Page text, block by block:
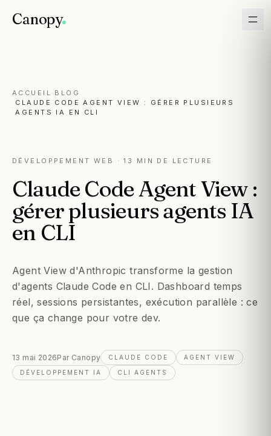
Canopy
ACCUEIL · BLOG
·
CLAUDE CODE AGENT VIEW : GÉRER PLUSIEURS
AGENTS IA EN CLI
DÉVELOPPEMENT WEB · 13 MIN DE LECTURE
ClaudeCodeAgentView :
gérerplusieursagents IA
en CLI
Agent View d'Anthropic transforme la gestion
d'agents Claude Code en CLI. Dashboard temps
réel, sessions persistantes, exécution parallèle : ce
que ça change pour votre dev.
13 mai 2026Par Canopy CLAUDE CODE AGENT VIEW
DÉVELOPPEMENT IA CLI AGENTS